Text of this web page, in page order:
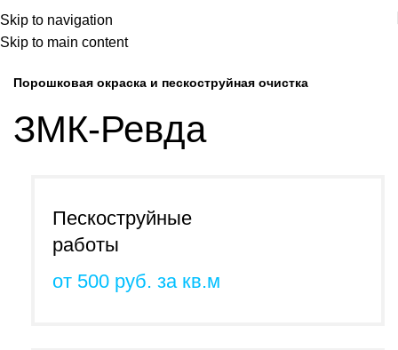
Skip to navigation
Skip to main content
Порошковая окраска и пескоструйная очистка
ЗМК-Ревда
Пескоструйные
работы
от 500 руб. за кв.м